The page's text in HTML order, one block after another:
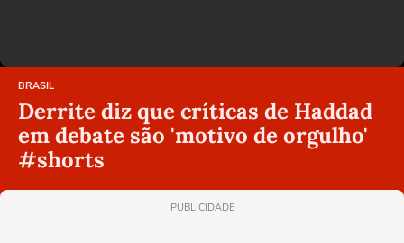
BRASIL
Derrite diz que críticas de Haddad
em debate são 'motivo de orgulho'
#shorts
PUBLICIDADE